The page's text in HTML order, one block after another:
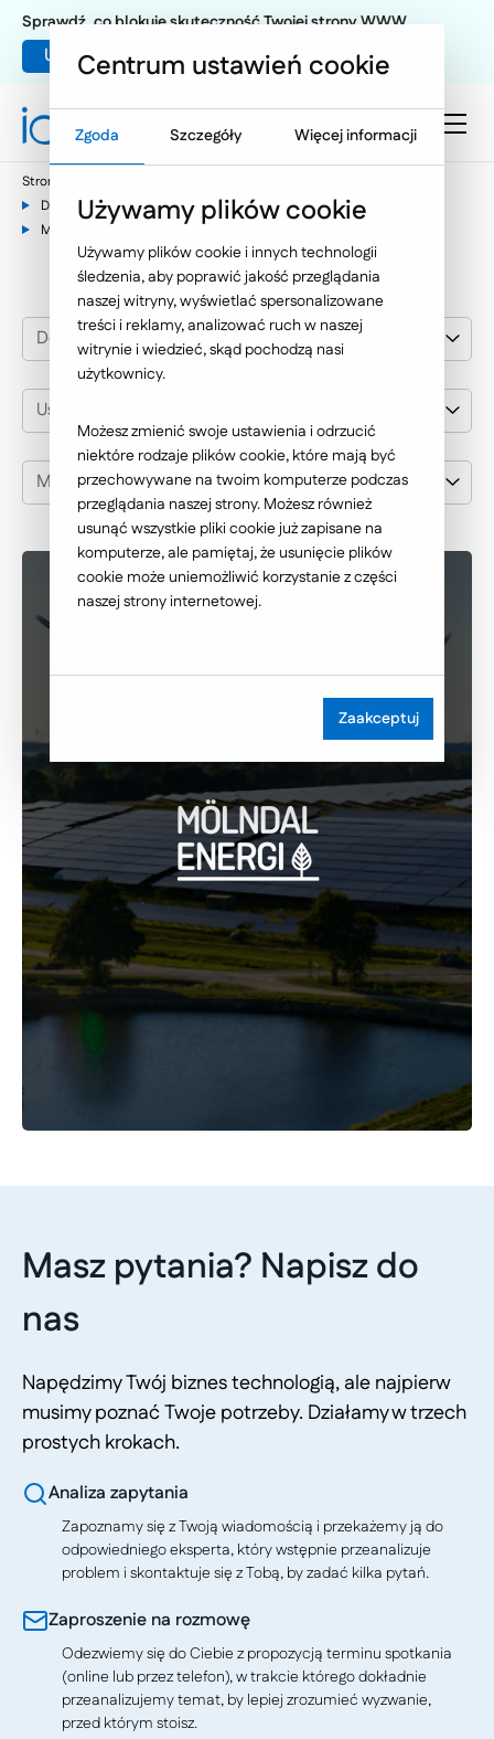
Umów warsztat UX
Sprawdź, co blokuje skuteczność Twojej strony WWW
Strona główna
Dedykowane aplikacje internetowe
Usługi b2b i IT
Mölndal Energi
Dedykowane aplikacje internetowe
Usługi b2b i IT
Mölndal Energi
Masz pytania? Napisz do
nas
Napędzimy Twój biznes technologią, ale najpierw
musimy poznać Twoje potrzeby. Działamy w trzech
prostych krokach.
Analiza zapytania
Zapoznamy się z Twoją wiadomością i przekażemy ją do
odpowiedniego eksperta, który wstępnie przeanalizuje
problem i skontaktuje się z Tobą, by zadać kilka pytań.
Zaproszenie na rozmowę
Odezwiemy się do Ciebie z propozycją terminu spotkania
(online lub przez telefon), w trakcie którego dokładnie
przeanalizujemy temat, by lepiej zrozumieć wyzwanie,
przed którym stoisz.
Centrum ustawień cookie
Zgoda Szczegóły Więcej informacji
Używamy plików cookie
Używamy plików cookie i innych technologii
śledzenia, aby poprawić jakość przeglądania
naszej witryny, wyświetlać spersonalizowane
treści i reklamy, analizować ruch w naszej
witrynie i wiedzieć, skąd pochodzą nasi
użytkownicy.
Możesz zmienić swoje ustawienia i odrzucić
niektóre rodzaje plików cookie, które mają być
przechowywane na twoim komputerze podczas
przeglądania naszej strony. Możesz również
usunąć wszystkie pliki cookie już zapisane na
komputerze, ale pamiętaj, że usunięcie plików
cookie może uniemożliwić korzystanie z części
naszej strony internetowej.
Zaakceptuj